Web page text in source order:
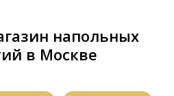
напольных
в Москве